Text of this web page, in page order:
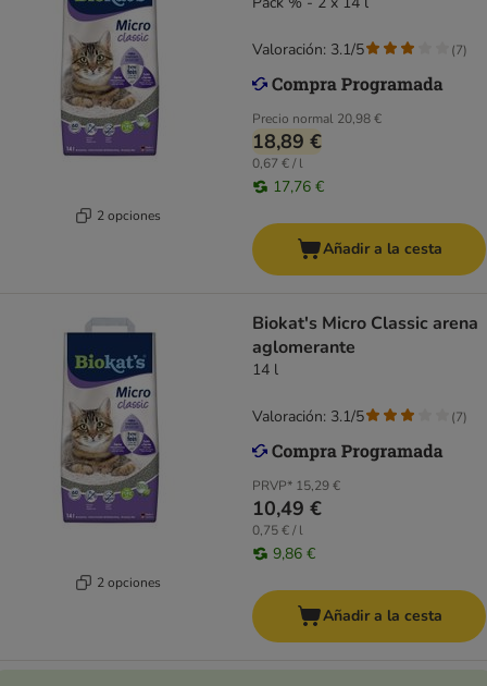
2 opciones
Precio normal 20,98 €
18,89 €
0,67 € / l
17,76 €
Valoración: 3.1/5 (7)
Añadir a la cesta
2 opciones
Biokat's Micro Classic arena
aglomerante
14 l
PRVP* 15,29 €
10,49 €
0,75 € / l
9,86 €
Valoración: 3.1/5 (7)
Añadir a la cesta